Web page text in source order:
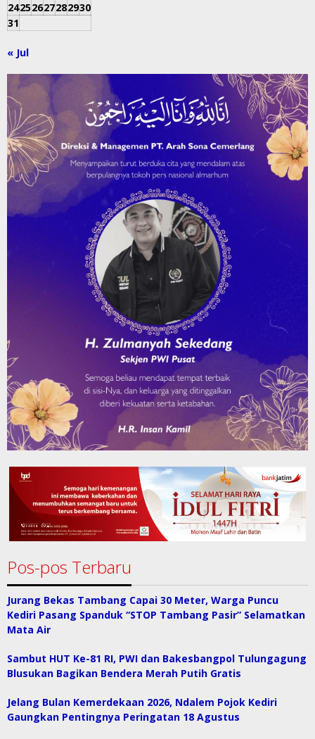
24252627282930
31
« Jul
Pos-pos Terbaru
Jurang Bekas Tambang Capai 30 Meter, Warga Puncu
Kediri Pasang Spanduk “STOP Tambang Pasir” Selamatkan
Mata Air
Sambut HUT Ke-81 RI, PWI dan Bakesbangpol Tulungagung
Blusukan Bagikan Bendera Merah Putih Gratis
Jelang Bulan Kemerdekaan 2026, Ndalem Pojok Kediri
Gaungkan Pentingnya Peringatan 18 Agustus